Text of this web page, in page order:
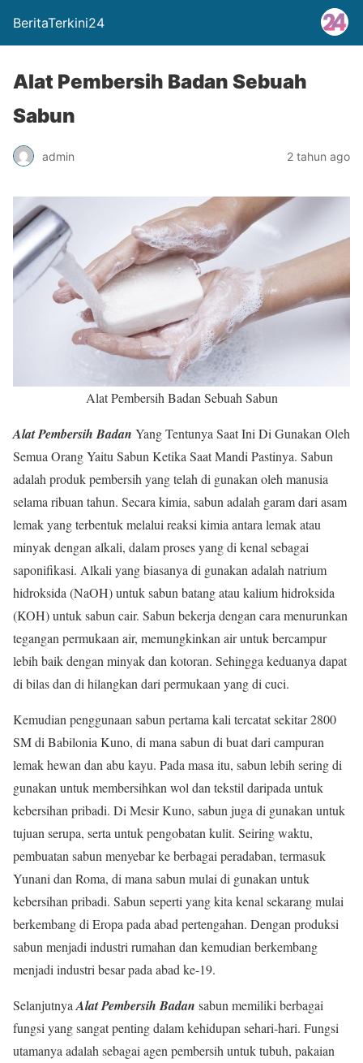
BeritaTerkini24
Alat Pembersih Badan Sebuah
Sabun
admin 2 tahun ago
Alat Pembersih Badan Sebuah Sabun
Alat Pembersih Badan Yang Tentunya Saat Ini Di Gunakan Oleh
Semua Orang Yaitu Sabun Ketika Saat Mandi Pastinya. Sabun
adalah produk pembersih yang telah di gunakan oleh manusia
selama ribuan tahun. Secara kimia, sabun adalah garam dari asam
lemak yang terbentuk melalui reaksi kimia antara lemak atau
minyak dengan alkali, dalam proses yang di kenal sebagai
saponifikasi. Alkali yang biasanya di gunakan adalah natrium
hidroksida (NaOH) untuk sabun batang atau kalium hidroksida
(KOH) untuk sabun cair. Sabun bekerja dengan cara menurunkan
tegangan permukaan air, memungkinkan air untuk bercampur
lebih baik dengan minyak dan kotoran. Sehingga keduanya dapat
di bilas dan di hilangkan dari permukaan yang di cuci.
Kemudian penggunaan sabun pertama kali tercatat sekitar 2800
SM di Babilonia Kuno, di mana sabun di buat dari campuran
lemak hewan dan abu kayu. Pada masa itu, sabun lebih sering di
gunakan untuk membersihkan wol dan tekstil daripada untuk
kebersihan pribadi. Di Mesir Kuno, sabun juga di gunakan untuk
tujuan serupa, serta untuk pengobatan kulit. Seiring waktu,
pembuatan sabun menyebar ke berbagai peradaban, termasuk
Yunani dan Roma, di mana sabun mulai di gunakan untuk
kebersihan pribadi. Sabun seperti yang kita kenal sekarang mulai
berkembang di Eropa pada abad pertengahan. Dengan produksi
sabun menjadi industri rumahan dan kemudian berkembang
menjadi industri besar pada abad ke-19.
Selanjutnya Alat Pembersih Badan sabun memiliki berbagai
fungsi yang sangat penting dalam kehidupan sehari-hari. Fungsi
utamanya adalah sebagai agen pembersih untuk tubuh, pakaian